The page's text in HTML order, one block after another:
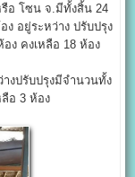
อ โซน จ.มีทั้งสิ้น 24
ง อยู่ระหว่าง ปรับปรุง
ง คงเหลือ 18 ห้อง
งปรับปรุงมีจำนวนทั้ง
อ 3 ห้อง